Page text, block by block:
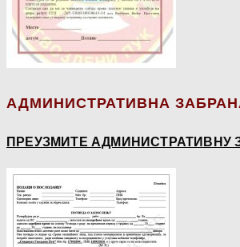
АДМИНИСТРАТИВНА
ПРЕУЗМИТЕ АДМИНИСТРАТИВНУ